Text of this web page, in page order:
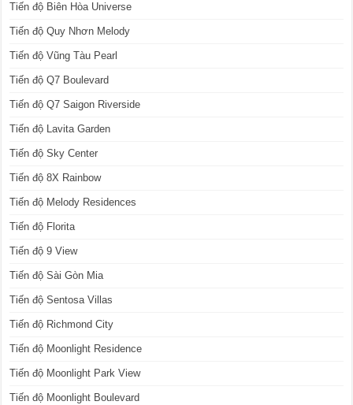
Tiến độ Biên Hòa Universe
Tiến độ Quy Nhơn Melody
Tiến độ Vũng Tàu Pearl
Tiến độ Q7 Boulevard
Tiến độ Q7 Saigon Riverside
Tiến độ Lavita Garden
Tiến độ Sky Center
Tiến độ 8X Rainbow
Tiến độ Melody Residences
Tiến độ Florita
Tiến độ 9 View
Tiến độ Sài Gòn Mia
Tiến độ Sentosa Villas
Tiến độ Richmond City
Tiến độ Moonlight Residence
Tiến độ Moonlight Park View
Tiến độ Moonlight Boulevard